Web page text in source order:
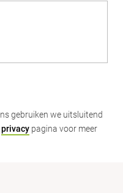
gebruiken we uitsluitend
privacy pagina voor meer